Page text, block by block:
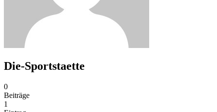
Die-Sportstaette
0
Beiträge
1